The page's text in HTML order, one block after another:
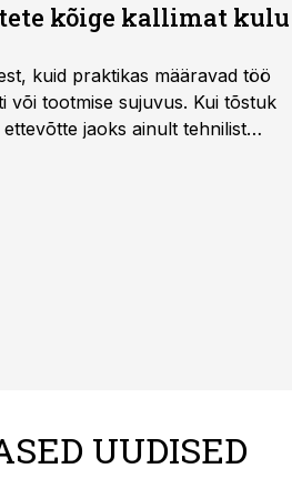
kõige kallimat
kuid praktikas määravad töö
või tootmise sujuvus. Kui tõstuk
jaoks ainult tehnilist
UUDISED